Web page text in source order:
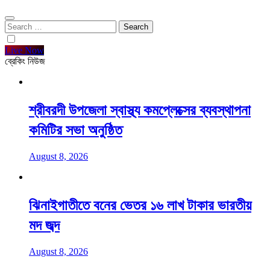
Search
for:
Live Now
ব্রেকিং নিউজ
শ্রীবরদী উপজেলা স্বাস্থ্য কমপ্লেক্সের ব্যবস্থাপনা
কমিটির সভা অনুষ্ঠিত
August 8, 2026
ঝিনাইগাতীতে বনের ভেতর ১৬ লাখ টাকার ভারতীয়
মদ জব্দ
August 8, 2026